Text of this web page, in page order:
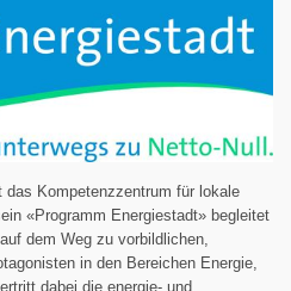
das Kompetenzzentrum für lokale
«Programm Energiestadt» begleitet
dem Weg zu vorbildlichen,
in den Bereichen Energie,
dabei die energie- und